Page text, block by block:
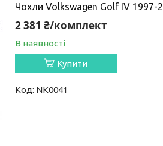
Чохли Volkswagen Golf IV 1997-
2 381 ₴/комплект
В наявності
Купити
NK0041